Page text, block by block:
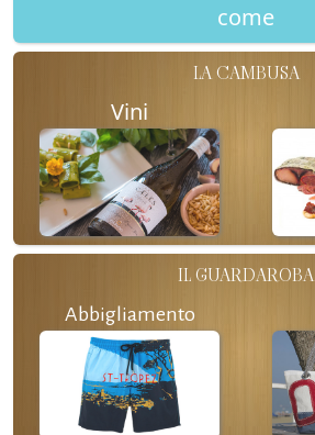
come
LA CAMBUSA
Vini
IL GUARDAROBA
Abbigliamento